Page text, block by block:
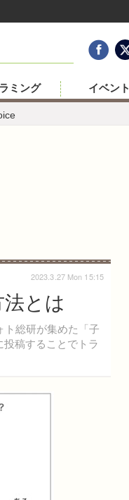
ミング イベント
とは
総研が集めた「子
稿することでトラ
2023.3.27 Mon 15:15